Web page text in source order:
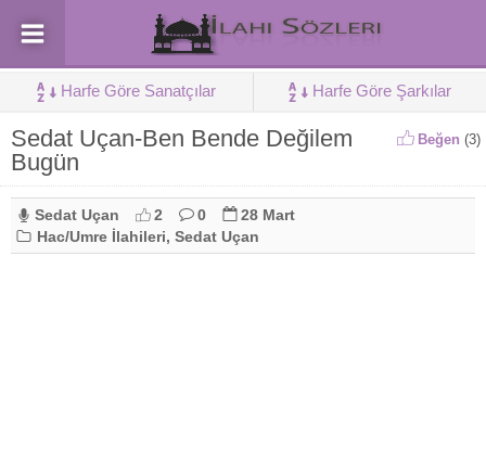
Harfe Göre Sanatçılar Harfe Göre Şarkılar
Sedat Uçan-Ben Bende Değilem
Bugün
Beğen (3)
Sedat Uçan 2 0
28 Mart
Hac/Umre İlahileri, Sedat Uçan